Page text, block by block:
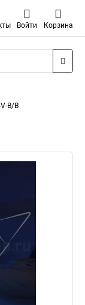
Войти Корзина
B/B